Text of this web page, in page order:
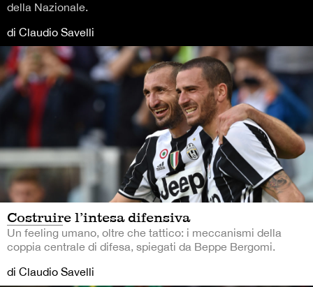
della Nazionale.
di Claudio Savelli
Costruire l’intesa difensiva
Un feeling umano, oltre che tattico: i meccanismi della
coppia centrale di difesa, spiegati da Beppe Bergomi.
di Claudio Savelli